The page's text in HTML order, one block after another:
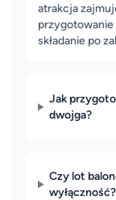
atrakcja
przygotowanie
składanie po
Jak
dwojga?
Czy lot
wyłączność?